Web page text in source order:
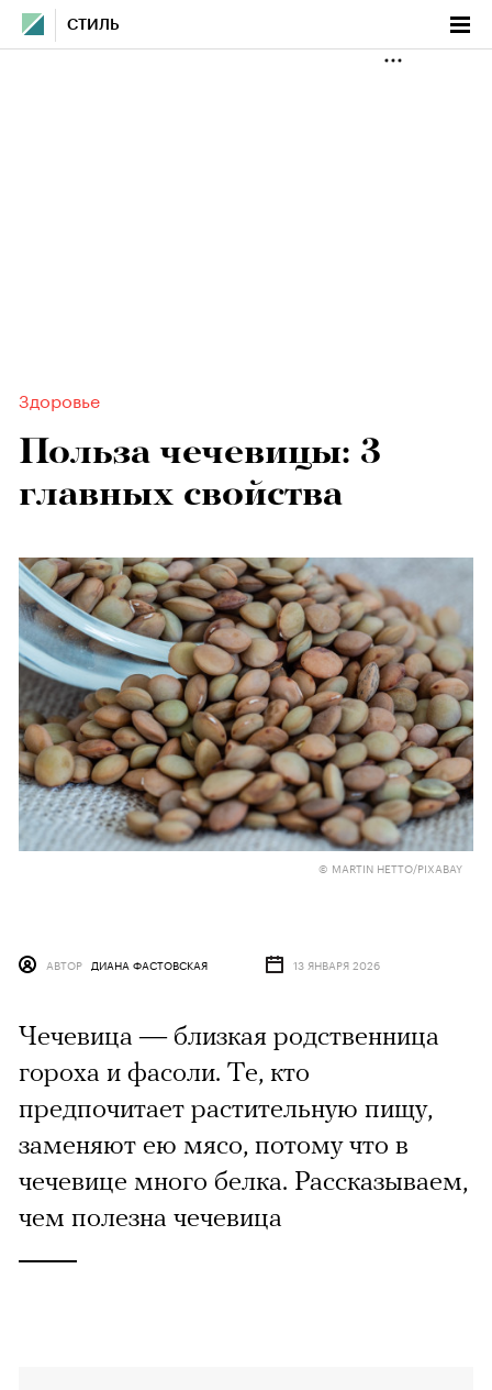
СТИЛЬ
Здоровье
Польза чечевицы: 3
главных свойства
© MARTIN HETTO/PIXABAY
АВТОР ДИАНА ФАСТОВСКАЯ 13 ЯНВАРЯ 2026
Чечевица — близкая родственница
гороха и фасоли. Те, кто
предпочитает растительную пищу,
заменяют ею мясо, потому что в
чечевице много белка. Рассказываем,
чем полезна чечевица